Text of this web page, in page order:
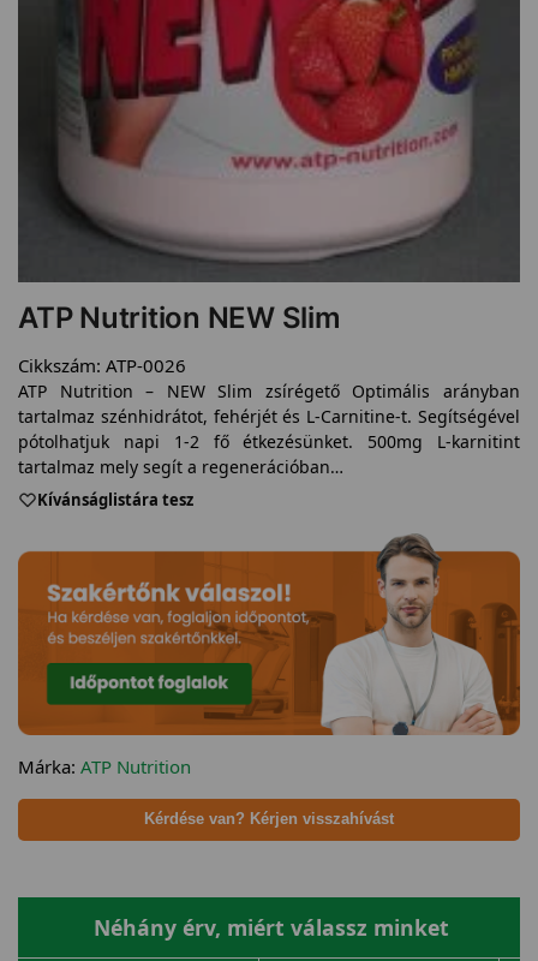
ATP Nutrition NEW Slim
Cikkszám: ATP-0026
ATP Nutrition – NEW Slim zsírégető Optimális arányban
tartalmaz szénhidrátot, fehérjét és L-Carnitine-t. Segítségével
pótolhatjuk napi 1-2 fő étkezésünket. 500mg L-karnitint
tartalmaz mely segít a regenerációban…
Kívánságlistára tesz
Márka: ATP Nutrition
Kérdése van? Kérjen visszahívást
Néhány érv, miért válassz minket